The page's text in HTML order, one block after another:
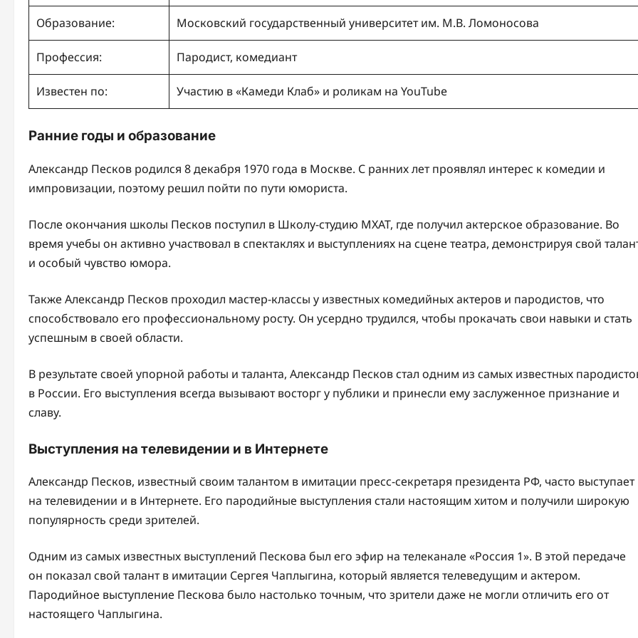
Образование: Московский государственный университет им. М.В. Ломоносова
Профессия: Пародист, комедиант
Известен по: Участию в «Камеди Клаб» и роликам на YouTube
Ранние годы и образование
Александр Песков родился 8 декабря 1970 года в Москве. С ранних лет проявлял интерес к комедии и
импровизации, поэтому решил пойти по пути юмориста.
После окончания школы Песков поступил в Школу-студию МХАТ, где получил актерское образование. Во
время учебы он активно участвовал в спектаклях и выступлениях на сцене театра, демонстрируя свой
и особый чувство юмора.
Также Александр Песков проходил мастер-классы у известных комедийных актеров и пародистов, что
способствовало его профессиональному росту. Он усердно трудился, чтобы прокачать свои навыки и стать
успешным в своей области.
В результате своей упорной работы и таланта, Александр Песков стал одним из самых известных
в России. Его выступления всегда вызывают восторг у публики и принесли ему заслуженное признание и
славу.
Выступления на телевидении и в Интернете
Александр Песков, известный своим талантом в имитации пресс-секретаря президента РФ, часто выступает
на телевидении и в Интернете. Его пародийные выступления стали настоящим хитом и получили широкую
популярность среди зрителей.
Одним из самых известных выступлений Пескова был его эфир на телеканале «Россия 1». В этой передаче
он показал свой талант в имитации Сергея Чаплыгина, который является телеведущим и актером.
Пародийное выступление Пескова было настолько точным, что зрители даже не могли отличить его от
настоящего Чаплыгина.